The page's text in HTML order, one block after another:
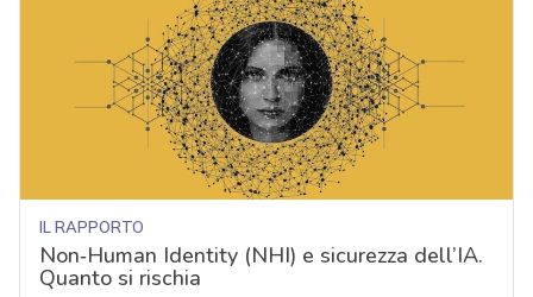
IL RAPPORTO
Non‑Human Identity (NHI) e sicurezza dell’IA.
Quanto si rischia